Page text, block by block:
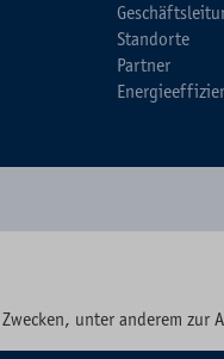
Standorte
Partner
unter anderem